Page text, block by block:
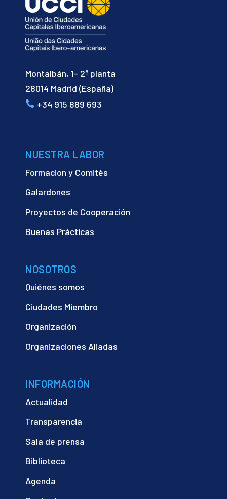
Montalbán, 1- 2ª planta
28014 Madrid (España)
+34 915 889 693
NUESTRA LABOR
Formacion y Comités
Galardones
Proyectos de Cooperación
Buenas Prácticas
NOSOTROS
Quiénes somos
Ciudades Miembro
Organización
Organizaciones Aliadas
INFORMACIÓN
Actualidad
Transparencia
Sala de prensa
Biblioteca
Agenda